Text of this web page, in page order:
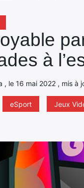
à
, le 16 mai 2022 , mis
eSport Jeux